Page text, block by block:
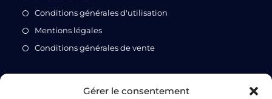
Gérer le consentement
Conditions générales d'utilisation
Mentions légales
Conditions générales de vente